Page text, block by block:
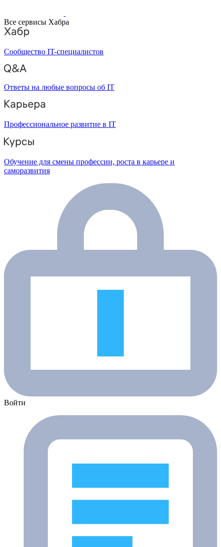
Все сервисы Хабра
Сообщество IT-специалистов
Ответы на любые вопросы об IT
Профессиональное развитие в IT
Обучение для смены профессии, роста в карьере и
саморазвития
Войти